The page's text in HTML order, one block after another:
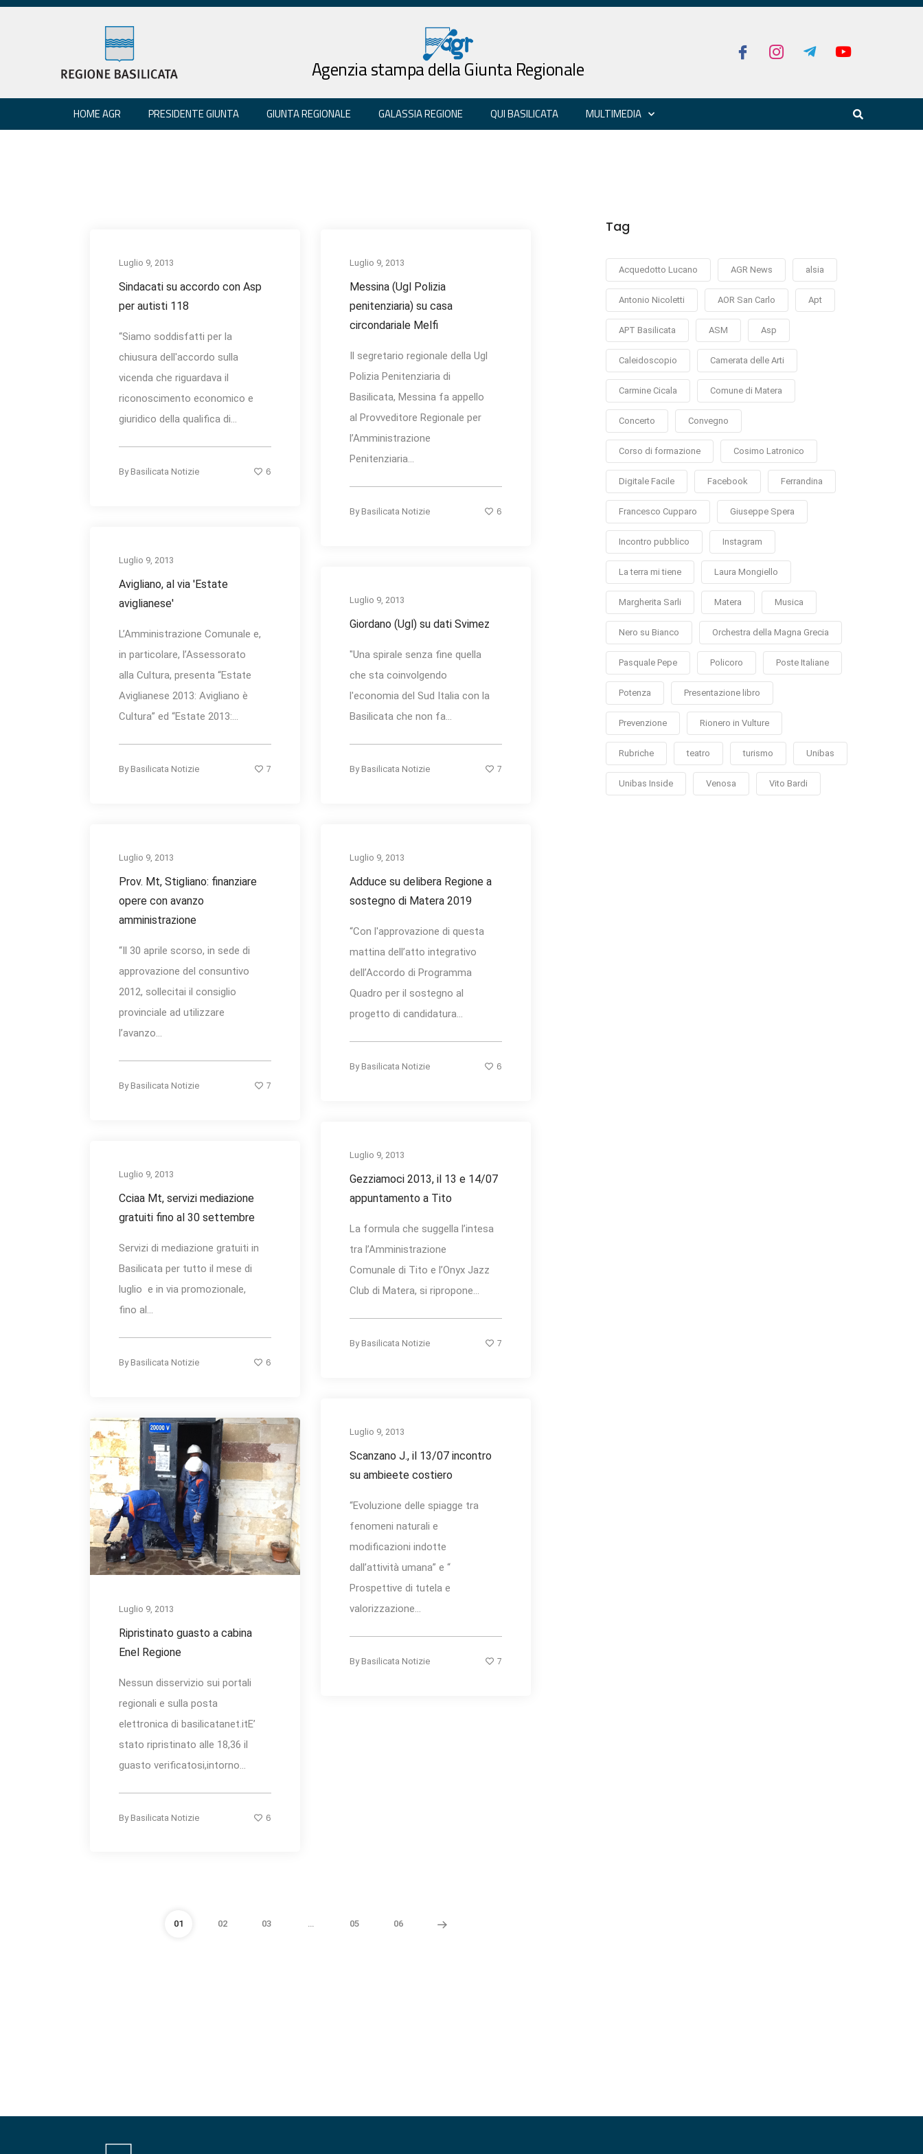
Agenzia stampa della Giunta Regionale
HOME AGR PRESIDENTE GIUNTA GIUNTA REGIONALE GALASSIA REGIONE QUI BASILICATA MULTIMEDIA
Luglio 9, 2013
Sindacati su accordo con Asp
per autisti 118
“Siamo soddisfatti per la
chiusura dell'accordo sulla
vicenda che riguardava il
riconoscimento economico e
giuridico della qualifica di...
By Basilicata Notizie 6
Luglio 9, 2013
Messina (Ugl Polizia
penitenziaria) su casa
circondariale Melfi
Il segretario regionale della Ugl
Polizia Penitenziaria di
Basilicata, Messina fa appello
al Provveditore Regionale per
l’Amministrazione
Penitenziaria...
By Basilicata Notizie 6
Luglio 9, 2013
Avigliano, al via 'Estate
aviglianese'
L’Amministrazione Comunale e,
in particolare, l’Assessorato
alla Cultura, presenta “Estate
Aviglianese 2013: Avigliano è
Cultura” ed “Estate 2013:...
By Basilicata Notizie 7
Luglio 9, 2013
Giordano (Ugl) su dati Svimez
"Una spirale senza fine quella
che sta coinvolgendo
l'economia del Sud Italia con la
Basilicata che non fa...
By Basilicata Notizie 7
Luglio 9, 2013
Prov. Mt, Stigliano: finanziare
opere con avanzo
amministrazione
“Il 30 aprile scorso, in sede di
approvazione del consuntivo
2012, sollecitai il consiglio
provinciale ad utilizzare
l’avanzo...
By Basilicata Notizie 7
Luglio 9, 2013
Adduce su delibera Regione a
sostegno di Matera 2019
“Con l'approvazione di questa
mattina dell’atto integrativo
dell’Accordo di Programma
Quadro per il sostegno al
progetto di candidatura...
By Basilicata Notizie 6
Luglio 9, 2013
Gezziamoci 2013, il 13 e 14/07
appuntamento a Tito
La formula che suggella l’intesa
tra l’Amministrazione
Comunale di Tito e l’Onyx Jazz
Club di Matera, si ripropone...
By Basilicata Notizie 7
Luglio 9, 2013
Cciaa Mt, servizi mediazione
gratuiti fino al 30 settembre
Servizi di mediazione gratuiti in
Basilicata per tutto il mese di
luglio e in via promozionale,
fino al...
By Basilicata Notizie 6
Luglio 9, 2013
Scanzano J., il 13/07 incontro
su ambieete costiero
“Evoluzione delle spiagge tra
fenomeni naturali e
modificazioni indotte
dall’attività umana” e “
Prospettive di tutela e
valorizzazione...
By Basilicata Notizie 7
Luglio 9, 2013
Ripristinato guasto a cabina
Enel Regione
Nessun disservizio sui portali
regionali e sulla posta
elettronica di basilicatanet.itE’
stato ripristinato alle 18,36 il
guasto verificatosi,intorno...
By Basilicata Notizie 6
01 02 03 … 05 06
Tag
Acquedotto Lucano AGR News alsia
Antonio Nicoletti AOR San Carlo Apt
APT Basilicata ASM Asp
Caleidoscopio Camerata delle Arti
Carmine Cicala Comune di Matera
Concerto Convegno
Corso di formazione Cosimo Latronico
Digitale Facile Facebook Ferrandina
Francesco Cupparo Giuseppe Spera
Incontro pubblico Instagram
La terra mi tiene Laura Mongiello
Margherita Sarli Matera Musica
Nero su Bianco Orchestra della Magna Grecia
Pasquale Pepe Policoro Poste Italiane
Potenza Presentazione libro
Prevenzione Rionero in Vulture
Rubriche teatro turismo Unibas
Unibas Inside Venosa Vito Bardi